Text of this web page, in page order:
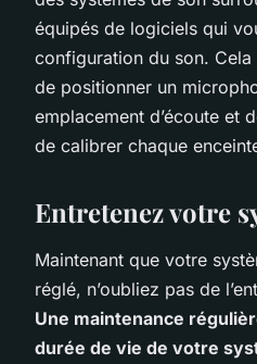
équipés de logiciels qui
configuration du son.
de positionner un
emplacement d’écoute et
de calibrer chaque
Entretenez votre
Maintenant que votre
réglé, n’oubliez pas de
Une maintenance
durée de vie de votre